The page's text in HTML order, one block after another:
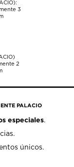
3
2
PALACIO
especiales.
únicos.